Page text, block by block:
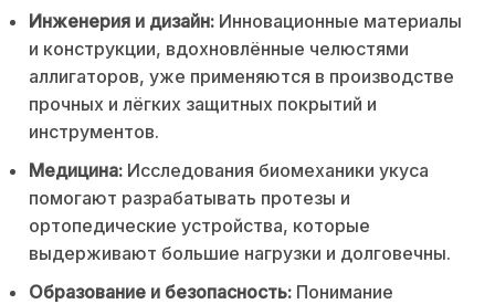
Инженерия и дизайн: Инновационные материалы
и конструкции, вдохновлённые челюстями
аллигаторов, уже применяются в производстве
прочных и лёгких защитных покрытий и
инструментов.
Медицина: Исследования биомеханики укуса
помогают разрабатывать протезы и
ортопедические устройства, которые
выдерживают большие нагрузки и долговечны.
Образование и безопасность: Понимание